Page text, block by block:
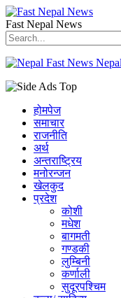
Fast Nepal News
होमपेज
समाचार
राजनीति
अर्थ
अन्तराष्ट्रिय
मनोरन्जन
खेलकुद
प्रदेश
कोशी
मधेश
बागमती
गण्डकी
लुम्बिनी
कर्णाली
सुदूरपश्चिम